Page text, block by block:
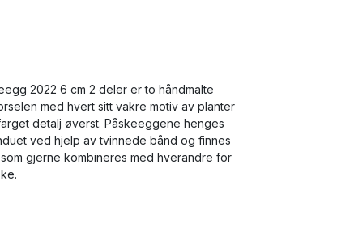
2022 6 cm 2 deler er to håndmalte
med hvert sitt vakre motiv av planter
detalj øverst. Påskeeggene henges
ved hjelp av tvinnede bånd og finnes
gjerne kombineres med hverandre for